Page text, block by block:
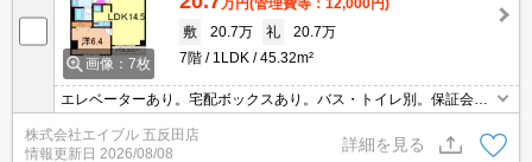
画像：7枚
万円(管理費等：12,000円)
敷
20.7万 礼
20.7万
7階
1LDK 45.32m²
エレベーターあり。宅配ボックスあり。バス・トイレ別。保証会社
加入要(初回月額総額20%、月次月額総額1%)。
株式会社エイブル 五反田店
情報更新日 2026/08/08
詳細を見る